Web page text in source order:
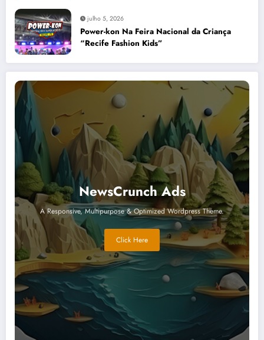
julho 5, 2026
Power-kon Na Feira Nacional da Criança
“Recife Fashion Kids”
NewsCrunch Ads
A Responsive, Multipurpose & Optimized Wordpress Theme.
Click Here